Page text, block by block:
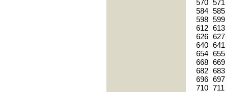
570 571
584 585
598 599
612 613
626 627
640 641
654 655
668 669
682 683
696 697
710 711